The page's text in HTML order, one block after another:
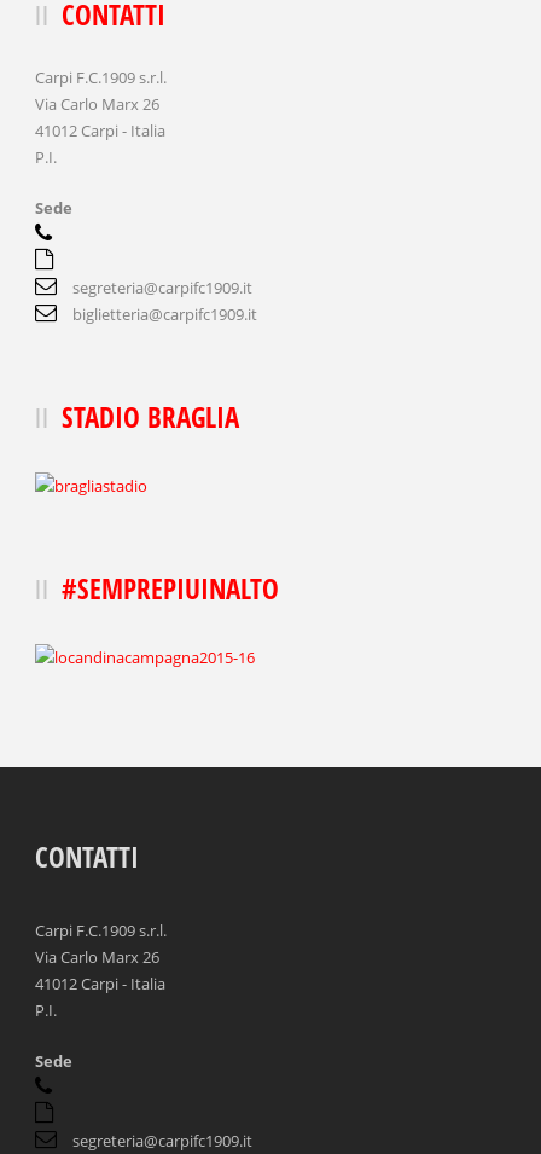
CONTATTI
Carpi F.C.1909 s.r.l.
Via Carlo Marx 26
41012 Carpi - Italia
P.I.
Sede
segreteria@carpifc1909.it
biglietteria@carpifc1909.it
STADIO BRAGLIA
#SEMPREPIUINALTO
CONTATTI
Carpi F.C.1909 s.r.l.
Via Carlo Marx 26
41012 Carpi - Italia
P.I.
Sede
segreteria@carpifc1909.it